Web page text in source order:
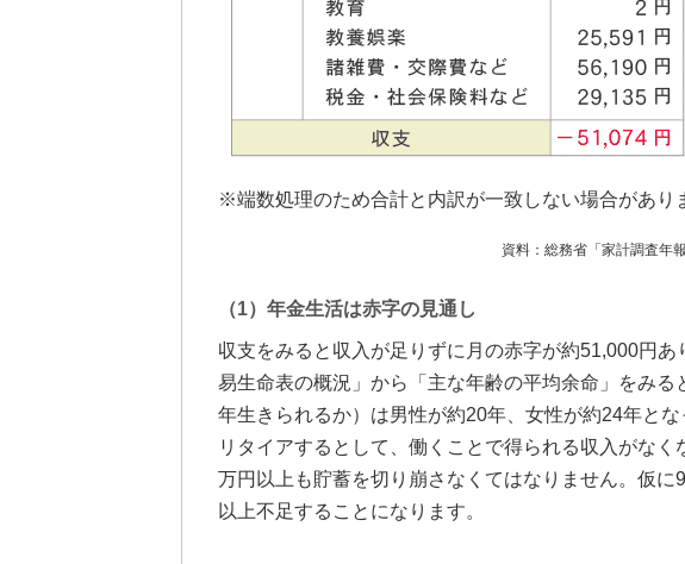
※端数処理のため合計と内訳が一致しない場合があり
資料：総務省「家計調査年
（1）年金生活は赤字の見通し
収支をみると収入が足りずに月の赤字が約51,000円
易生命表の概況」から「主な年齢の平均余命」をみ
年生きられるか）は男性が約20年、女性が約24年と
リタイアするとして、働くことで得られる収入がな
万円以上も貯蓄を切り崩さなくてはなりません。仮に
以上不足することになります。